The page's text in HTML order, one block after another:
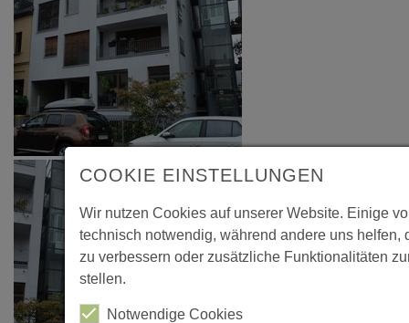
COOKIE EINSTELLUNGEN
Wir nutzen Cookies auf unserer Website. Einige
technisch notwendig, während andere uns helfen,
zu verbessern oder zusätzliche Funktionalitäten
stellen.
Notwendige Cookies